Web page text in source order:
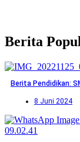
Berita
Berita Pendidikan:
8 Juni 2024